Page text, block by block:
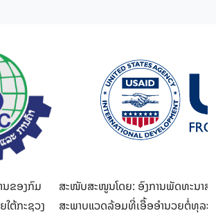
ລະ ປອດໄພທີ່ສຸດສຳລັບທຸກພາກລັດ ແລະ
ນຂອງກົມ
ໃຕ້ກະຊວງ
ສະໜັບສະໜູນໂດຍ: ອົງການພັດທະນາສາ
ສະພາບແວດລ້ອມທີ່ເອື້ອອຳນວຍຕໍ່ທຸລະ